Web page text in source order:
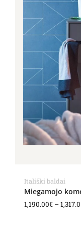
Itališki baldai
Miegamojo
1,190.00€ –